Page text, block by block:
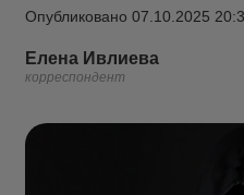
Опубликовано 07.10.2025
Елена Ивлиева
корреспондент